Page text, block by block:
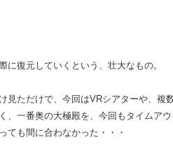
に復元していくという、壮大なもの。
見ただけで、今回はVRシアターや、複
、一番奥の大極殿を、今回もタイムア
ても間に合わなかった・・・